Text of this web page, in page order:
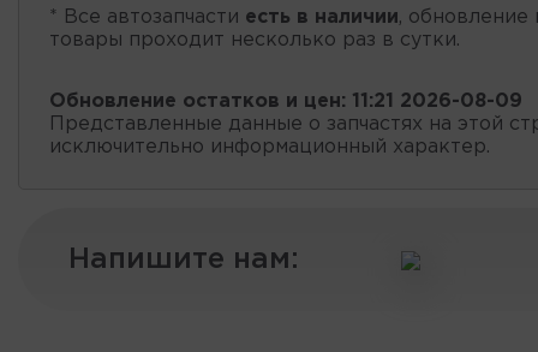
* Все автозапчасти есть в наличии, обновление
товары проходит несколько раз в сутки.
Обновление остатков и цен: 11:21 2026-08-09
Представленные данные о запчастях на этой
исключительно информационный характер.
Напишите нам: